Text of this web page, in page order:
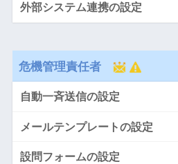
外部システム連携の設定
危機管理責任者
自動一斉送信の設定
メールテンプレートの設定
設問フォームの設定